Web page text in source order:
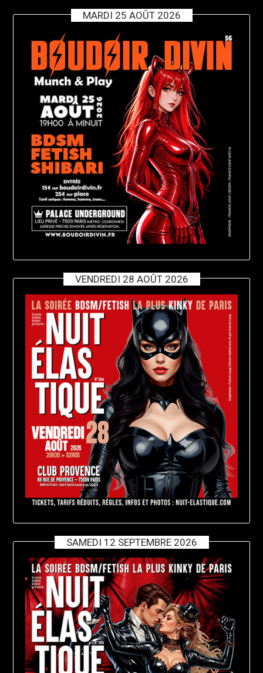
MARDI 25 AOÛT 2026
VENDREDI 28 AOÛT 2026
SAMEDI 12 SEPTEMBRE 2026